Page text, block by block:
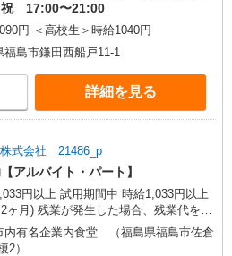
祝 17:00〜21:00
円 ＜高校生＞時給1040円
福島市鎌田西船戸11-1
詳細を見る
株式会社 21486_p
アルバイト・パート】
試用期間中 時給1,033円以上
場合、残業代を1
途支給します。
内有名企業内食堂 （福島県福島市佐倉
2）